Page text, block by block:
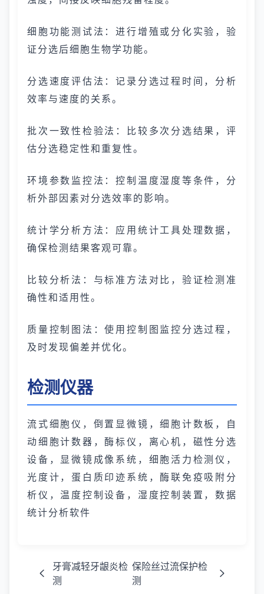
细胞功能测试法：进行增殖或分化实验，验
证分选后细胞生物学功能。
分选速度评估法：记录分选过程时间，分析
效率与速度的关系。
批次一致性检验法：比较多次分选结果，评
估分选稳定性和重复性。
环境参数监控法：控制温度湿度等条件，分
析外部因素对分选效率的影响。
统计学分析方法：应用统计工具处理数据，
确保检测结果客观可靠。
比较分析法：与标准方法对比，验证检测准
确性和适用性。
质量控制图法：使用控制图监控分选过程，
及时发现偏差并优化。
检测仪器
流式细胞仪，倒置显微镜，细胞计数板，自
动细胞计数器，酶标仪，离心机，磁性分选
设备，显微镜成像系统，细胞活力检测仪，
光度计，蛋白质印迹系统，酶联免疫吸附分
析仪，温度控制设备，湿度控制装置，数据
统计分析软件
牙膏减轻牙龈炎检
测
保险丝过流保护检
测